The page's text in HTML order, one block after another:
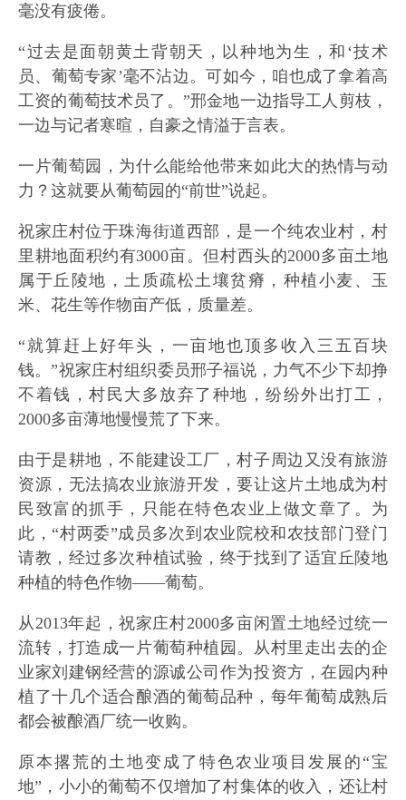
毫没有疲倦。
“过去是面朝黄土背朝天，以种地为生，和‘技术
员、葡萄专家’毫不沾边。可如今，咱也成了拿着高
工资的葡萄技术员了。”邢金地一边指导工人剪枝，
一边与记者寒暄，自豪之情溢于言表。
一片葡萄园，为什么能给他带来如此大的热情与动
力？这就要从葡萄园的“前世”说起。
祝家庄村位于珠海街道西部，是一个纯农业村，村
里耕地面积约有3000亩。但村西头的2000多亩土地
属于丘陵地，土质疏松土壤贫瘠，种植小麦、玉
米、花生等作物亩产低，质量差。
“就算赶上好年头，一亩地也顶多收入三五百块
钱。”祝家庄村组织委员邢子福说，力气不少下却挣
不着钱，村民大多放弃了种地，纷纷外出打工，
2000多亩薄地慢慢荒了下来。
由于是耕地，不能建设工厂，村子周边又没有旅游
资源，无法搞农业旅游开发，要让这片土地成为村
民致富的抓手，只能在特色农业上做文章了。为
此，“村两委”成员多次到农业院校和农技部门登门
请教，经过多次种植试验，终于找到了适宜丘陵地
种植的特色作物——葡萄。
从2013年起，祝家庄村2000多亩闲置土地经过统一
流转，打造成一片葡萄种植园。从村里走出去的企
业家刘建钢经营的源诚公司作为投资方，在园内种
植了十几个适合酿酒的葡萄品种，每年葡萄成熟后
都会被酿酒厂统一收购。
原本撂荒的土地变成了特色农业项目发展的“宝
地”，小小的葡萄不仅增加了村集体的收入，还让村